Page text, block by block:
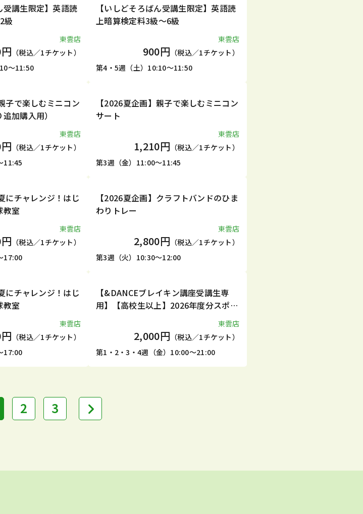
受講生限定】英語読
級
東雲店
（税込／1チケット）
～11:50
1DAY
【いしどそろばん受講生限定】英語読
上暗算検定料3級～6級
東雲店
900円 （税込／1チケット）
第4・5週（土）10:10～11:50
子で楽しむミニコン
加購入用）
東雲店
（税込／1チケット）
11:45
1DAY
【2026夏企画】親子で楽しむミニコン
サート
東雲店
1,210円 （税込／1チケット）
第3週（金）11:00～11:45
にチャレンジ！はじ
教室
東雲店
（税込／1チケット）
17:00
1DAY
【2026夏企画】クラフトバンドのひま
わりトレー
東雲店
2,800円 （税込／1チケット）
第3週（火）10:30～12:00
にチャレンジ！はじ
教室
東雲店
（税込／1チケット）
17:00
1DAY
【&DANCEブレイキン講座受講生専
用】【高校生以上】2026年度分スポー
東雲店
2,000円 （税込／1チケット）
第1・2・3・4週（金）10:00～21:00
2 3